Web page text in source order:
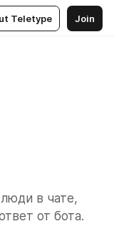
Teletype Join
в чате,
от бота.